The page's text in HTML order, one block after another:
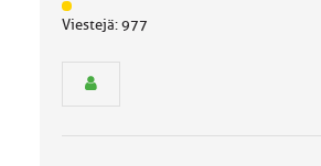
J
ä
Viestejä: 977